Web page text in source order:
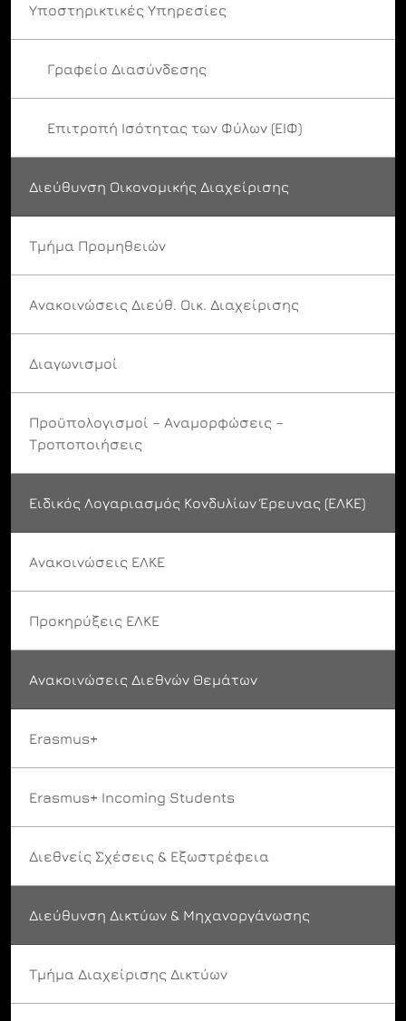
Υποστηρικτικές Υπηρεσίες
Γραφείο Διασύνδεσης
Επιτροπή Ισότητας των Φύλων (ΕΙΦ)
Διεύθυνση Οικονομικής Διαχείρισης
Τμήμα Προμηθειών
Ανακοινώσεις Διεύθ. Οικ. Διαχείρισης
Διαγωνισμοί
Προϋπολογισμοί – Αναμορφώσεις –
Τροποποιήσεις
Ειδικός Λογαριασμός Κονδυλίων Έρευνας (ΕΛΚΕ)
Ανακοινώσεις ΕΛΚΕ
Προκηρύξεις ΕΛΚΕ
Ανακοινώσεις Διεθνών Θεμάτων
Erasmus+
Erasmus+ Incoming Students
Διεθνείς Σχέσεις & Εξωστρέφεια
Διεύθυνση Δικτύων & Μηχανοργάνωσης
Τμήμα Διαχείρισης Δικτύων